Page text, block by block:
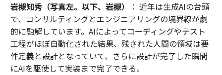
岩槻知秀（写真左。以下、岩槻）
： 近年は生成AIの台頭
で、コンサルティングとエンジニアリングの境界線が劇
的に融解しています。AIによってコーディングやテスト
工程がほぼ自動化された結果、残された人間の領域は要
件定義と設計となっていて、さらに設計が完了した瞬間
にAIを駆使して実装まで完了できる。